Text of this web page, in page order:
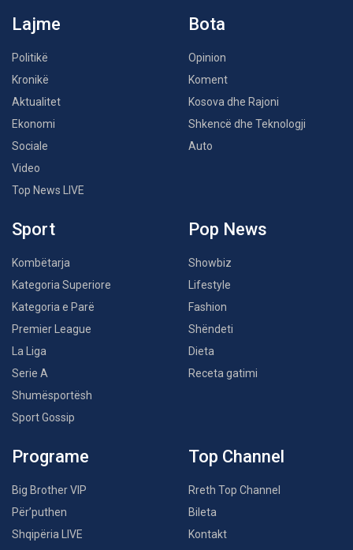
Lajme
Politikë
Kronikë
Aktualitet
Ekonomi
Sociale
Video
Top News LIVE
Bota
Opinion
Koment
Kosova dhe Rajoni
Shkencë dhe Teknologji
Auto
Sport
Kombëtarja
Kategoria Superiore
Kategoria e Parë
Premier League
La Liga
Serie A
Shumësportësh
Sport Gossip
Pop News
Showbiz
Lifestyle
Fashion
Shëndeti
Dieta
Receta gatimi
Programe
Big Brother VIP
Për’puthen
Shqipëria LIVE
Top Channel
Rreth Top Channel
Bileta
Kontakt